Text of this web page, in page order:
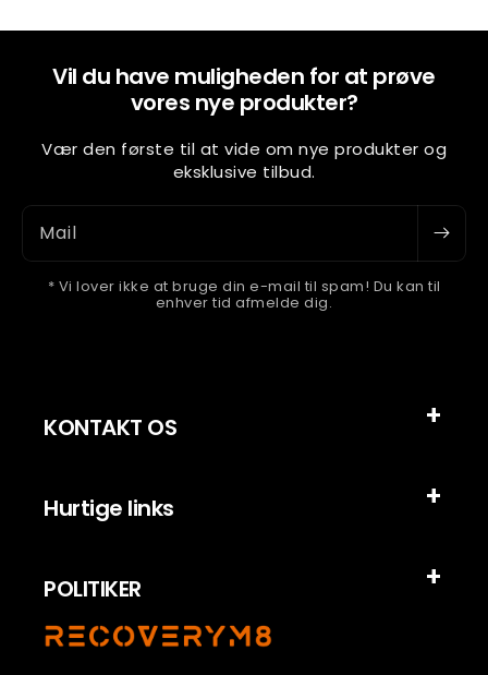
Vil du have muligheden for at prøve
vores nye produkter?
Vær den første til at vide om nye produkter og
eksklusive tilbud.
Mail
* Vi lover ikke at bruge din e-mail til spam! Du kan til
enhver tid afmelde dig.
KONTAKT OS
Hurtige links
POLITIKER